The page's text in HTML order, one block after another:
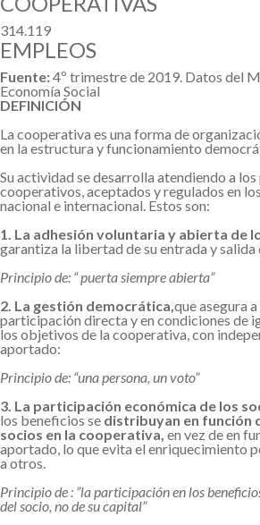
314.119
EMPLEOS
Fuente:4º trimestre de 2019. Datos del
Economía Social
DEFINICIÓN
La cooperativa es una forma de
en la estructura y funcionamiento
Su actividad se desarrolla atendiendo a
cooperativos, aceptados y regulados en
nacional e internacional. Estos son:
1. La adhesión voluntaria y abierta de
garantiza la libertad de su entrada y
Principio de: “ puerta siempre abierta”
2. La gestión democrática,que asegura
participación directa y en condiciones de
los objetivos de la cooperativa, con
aportado:
Principio de: “una persona, un voto”
3. La participación económica de los
los beneficios se distribuyan en función
socios en la cooperativa, en vez de en
aportado, lo que evita el enriquecimiento
a otros.
Principio de : ”la participación en los
del socio, no de su capital”